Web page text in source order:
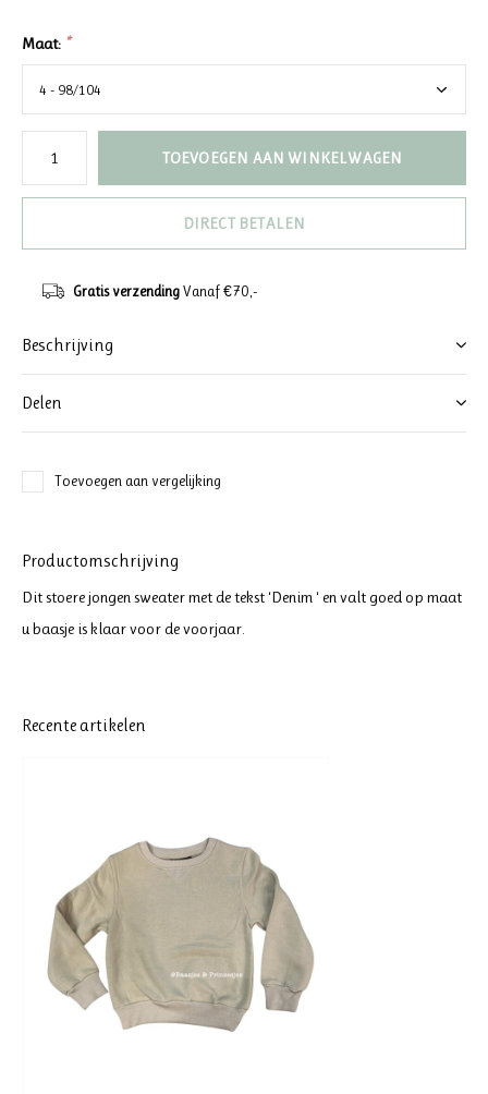
Maat: *
TOEVOEGEN AAN WINKELWAGEN
DIRECT BETALEN
Gratis verzendingVanaf €70,-
Beschrijving
Delen
Toevoegen aan vergelijking
Productomschrijving
Dit stoere jongen sweater met de tekst ‘Denim ‘ en valt goed op maat
u baasje is klaar voor de voorjaar.
Recente artikelen